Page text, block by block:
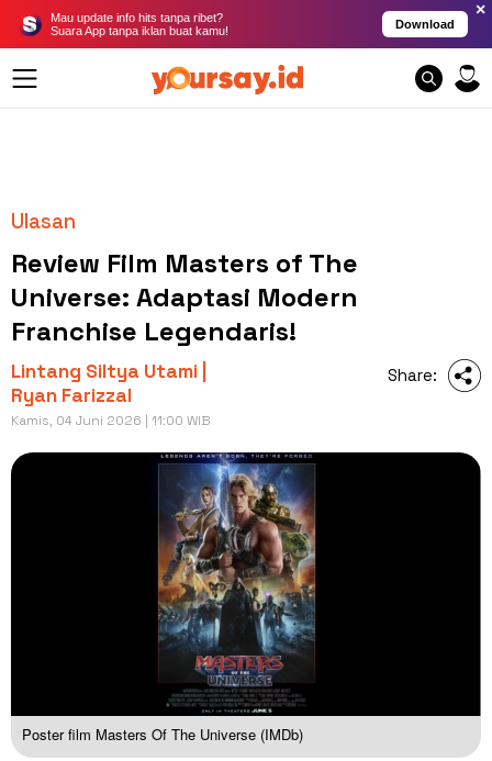
Mau update info hits tanpa ribet?
Suara App tanpa iklan buat kamu!
Download
×
Ulasan
Review Film Masters of The
Universe: Adaptasi Modern
Franchise Legendaris!
Lintang Siltya Utami |
Ryan Farizzal
Kamis, 04 Juni 2026 | 11:00 WIB
Share:
Poster film Masters Of The Universe (IMDb)